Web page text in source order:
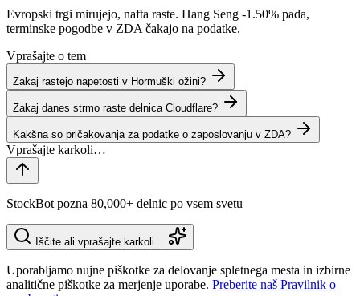
Evropski trgi mirujejo, nafta raste. Hang Seng -1.50% pada,
terminske pogodbe v ZDA čakajo na podatke.
Vprašajte o tem
Zakaj rastejo napetosti v Hormuški ožini?
Zakaj danes strmo raste delnica Cloudflare?
Kakšna so pričakovanja za podatke o zaposlovanju v ZDA?
StockBot pozna 80,000+ delnic po vsem svetu
Iščite ali vprašajte karkoli…
Uporabljamo nujne piškotke za delovanje spletnega mesta in izbirne
analitične piškotke za merjenje uporabe. Preberite naš Pravilnik o